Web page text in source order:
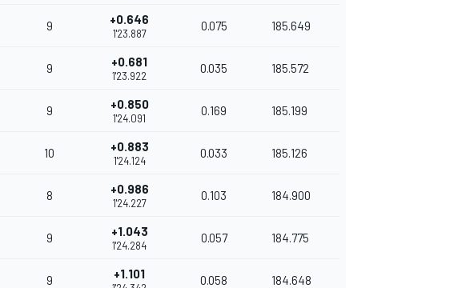
9 +0.646
1'23.887
0.075 185.649
9 +0.681
1'23.922
0.035 185.572
9 +0.850
1'24.091
0.169 185.199
10 +0.883
1'24.124
0.033 185.126
8 +0.986
1'24.227
0.103 184.900
9 +1.043
1'24.284
0.057 184.775
9 +1.101 0.058 184.648